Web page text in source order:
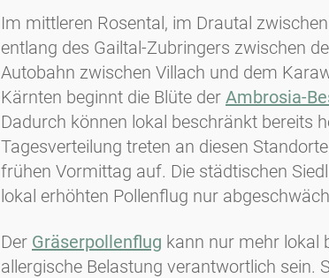
Im mittleren Rosental, im Drautal
entlang des Gailtal-Zubringers zwischen
Autobahn zwischen Villach und dem
Kärnten beginnt die Blüte der Ambrosia-
Dadurch können lokal beschränkt bereits
Tagesverteilung treten an diesen
frühen Vormittag auf. Die städtischen
lokal erhöhten Pollenflug nur
Der Gräserpollenflug kann nur mehr lokal
allergische Belastung verantwortlich sein.